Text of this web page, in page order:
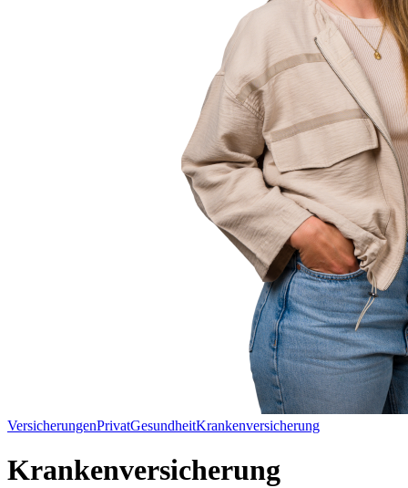
VersicherungenPrivatGesundheitKrankenversicherung
Krankenversicherung